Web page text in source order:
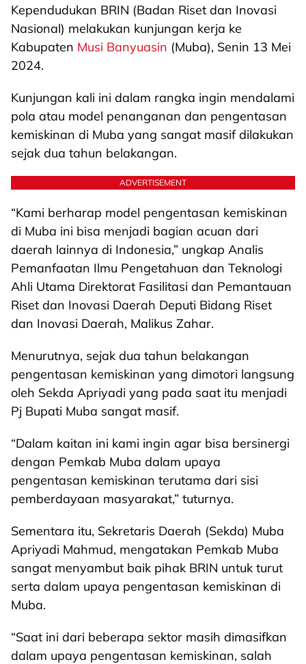
Kependudukan BRIN (Badan Riset dan Inovasi
Nasional) melakukan kunjungan kerja ke
Kabupaten Musi Banyuasin (Muba), Senin 13 Mei
2024.
Kunjungan kali ini dalam rangka ingin mendalami
pola atau model penanganan dan pengentasan
kemiskinan di Muba yang sangat masif dilakukan
sejak dua tahun belakangan.
ADVERTISEMENT
“Kami berharap model pengentasan kemiskinan
di Muba ini bisa menjadi bagian acuan dari
daerah lainnya di Indonesia,” ungkap Analis
Pemanfaatan Ilmu Pengetahuan dan Teknologi
Ahli Utama Direktorat Fasilitasi dan Pemantauan
Riset dan Inovasi Daerah Deputi Bidang Riset
dan Inovasi Daerah, Malikus Zahar.
Menurutnya, sejak dua tahun belakangan
pengentasan kemiskinan yang dimotori langsung
oleh Sekda Apriyadi yang pada saat itu menjadi
Pj Bupati Muba sangat masif.
“Dalam kaitan ini kami ingin agar bisa bersinergi
dengan Pemkab Muba dalam upaya
pengentasan kemiskinan terutama dari sisi
pemberdayaan masyarakat,” tuturnya.
Sementara itu, Sekretaris Daerah (Sekda) Muba
Apriyadi Mahmud, mengatakan Pemkab Muba
sangat menyambut baik pihak BRIN untuk turut
serta dalam upaya pengentasan kemiskinan di
Muba.
“Saat ini dari beberapa sektor masih dimasifkan
dalam upaya pengentasan kemiskinan, salah